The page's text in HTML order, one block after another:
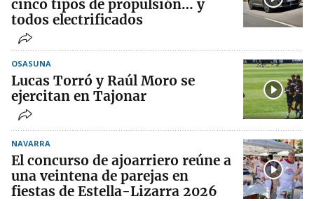
cinco tipos de propulsión… y
todos electrificados
OSASUNA
Lucas Torró y Raúl Moro se
ejercitan en Tajonar
NAVARRA
El concurso de ajoarriero reúne a
una veintena de parejas en
fiestas de Estella-Lizarra 2026